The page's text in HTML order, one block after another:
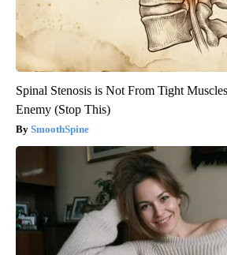
Spinal Stenosis is Not From Tight
Enemy (Stop This)
SmoothSpine